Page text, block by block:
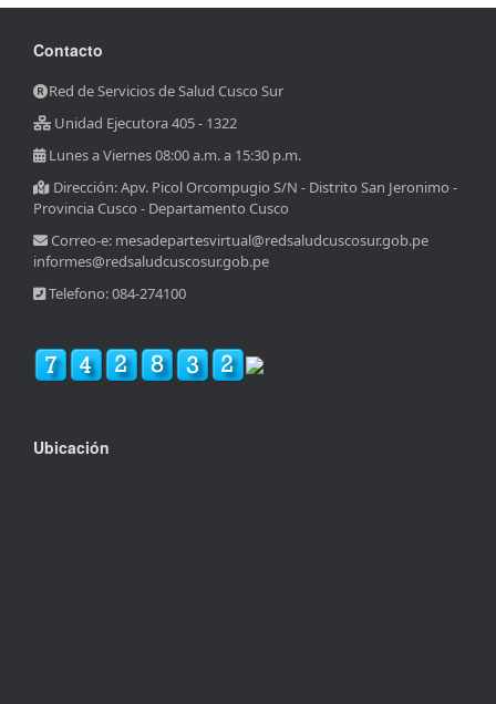
Contacto
Red de Servicios de Salud Cusco Sur
Unidad Ejecutora 405 - 1322
Lunes a Viernes 08:00 a.m. a 15:30 p.m.
Dirección: Apv. Picol Orcompugio S/N - Distrito San Jeronimo -
Provincia Cusco - Departamento Cusco
Correo-e: mesadepartesvirtual@redsaludcuscosur.gob.pe
informes@redsaludcuscosur.gob.pe
Telefono: 084-274100
Ubicación